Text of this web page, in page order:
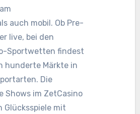
auch mobil. Ob Pre-
live, bei den
Sportwetten findest
hunderte Märkte in
Die
Shows im ZetCasino
Glücksspiele mit